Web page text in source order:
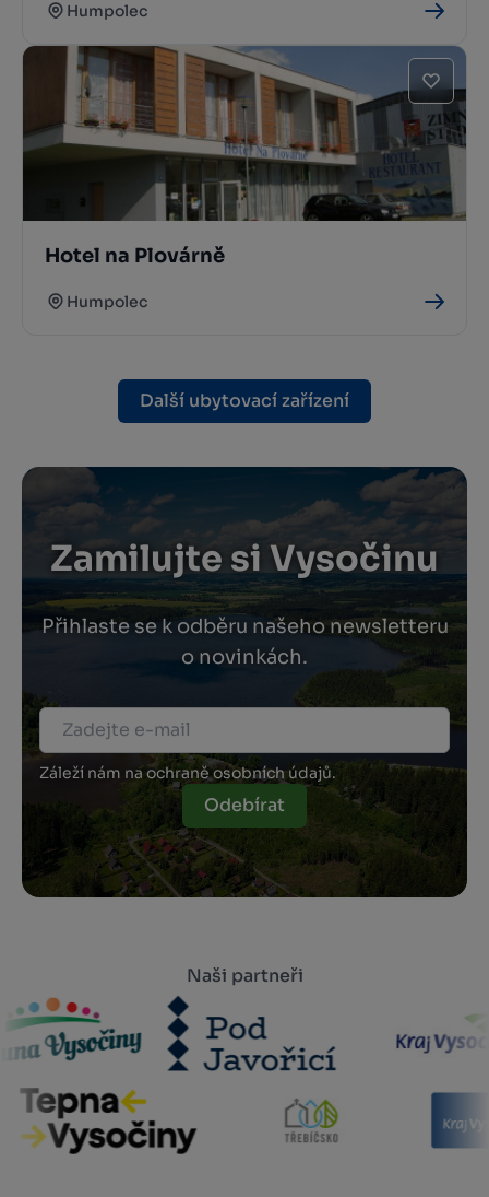
Humpolec
Hotel na Plovárně
Humpolec
Další ubytovací zařízení
Zamilujte si Vysočinu
Přihlaste se k odběru našeho newsletteru
o novinkách.
Záleží nám na ochraně osobních údajů.
Odebírat
Naši partneři